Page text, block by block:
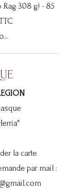
Rag 308 g) - 85
la carte
par mail :